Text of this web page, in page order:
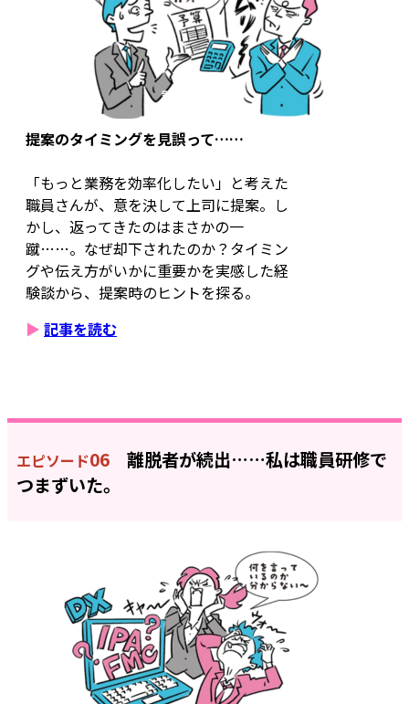
提案のタイミングを見誤って……
「もっと業務を効率化したい」と考えた
職員さんが、意を決して上司に提案。し
かし、返ってきたのはまさかの一
蹴……。なぜ却下されたのか？タイミン
グや伝え方がいかに重要かを実感した経
験談から、提案時のヒントを探る。
▶ 記事を読む
エピソード06 離脱者が続出……私は職員研修で
つまずいた。